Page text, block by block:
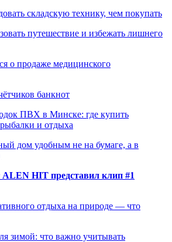
складскую технику, чем покупать
путешествие и избежать лишнего
о продаже медицинского
банкнот
ПВХ в Минске: где купить
и отдыха
дом удобным не на бумаге, а в
ALEN HIT представил клип #1
отдыха на природе — что
зимой: что важно учитывать